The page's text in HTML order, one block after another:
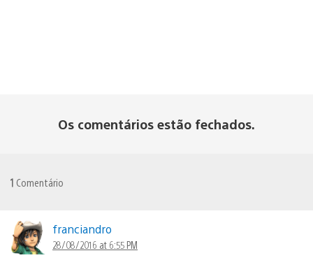
Os comentários estão fechados.
1 Comentário
franciandro
28/08/2016 at 6:55 PM